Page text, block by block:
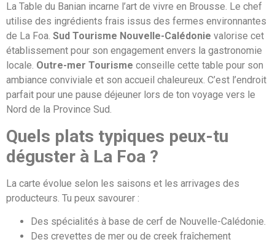
La Table du Banian incarne l’art de vivre en Brousse. Le chef
utilise des ingrédients frais issus des fermes environnantes
de La Foa. Sud Tourisme Nouvelle-Calédonie valorise cet
établissement pour son engagement envers la gastronomie
locale. Outre-mer Tourisme conseille cette table pour son
ambiance conviviale et son accueil chaleureux. C’est l’endroit
parfait pour une pause déjeuner lors de ton voyage vers le
Nord de la Province Sud.
Quels plats typiques peux-tu
déguster à La Foa ?
La carte évolue selon les saisons et les arrivages des
producteurs. Tu peux savourer :
Des spécialités à base de cerf de Nouvelle-Calédonie.
Des crevettes de mer ou de creek fraîchement